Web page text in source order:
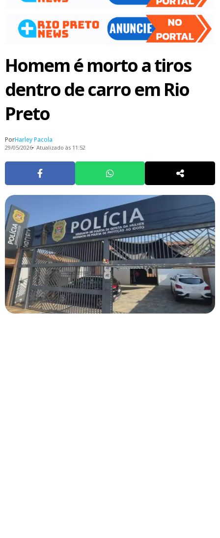
Homem é morto a tiros
dentro de carro em Rio
Preto
PorHarley Pacola
29/05/2026 Atualizado às 11:52